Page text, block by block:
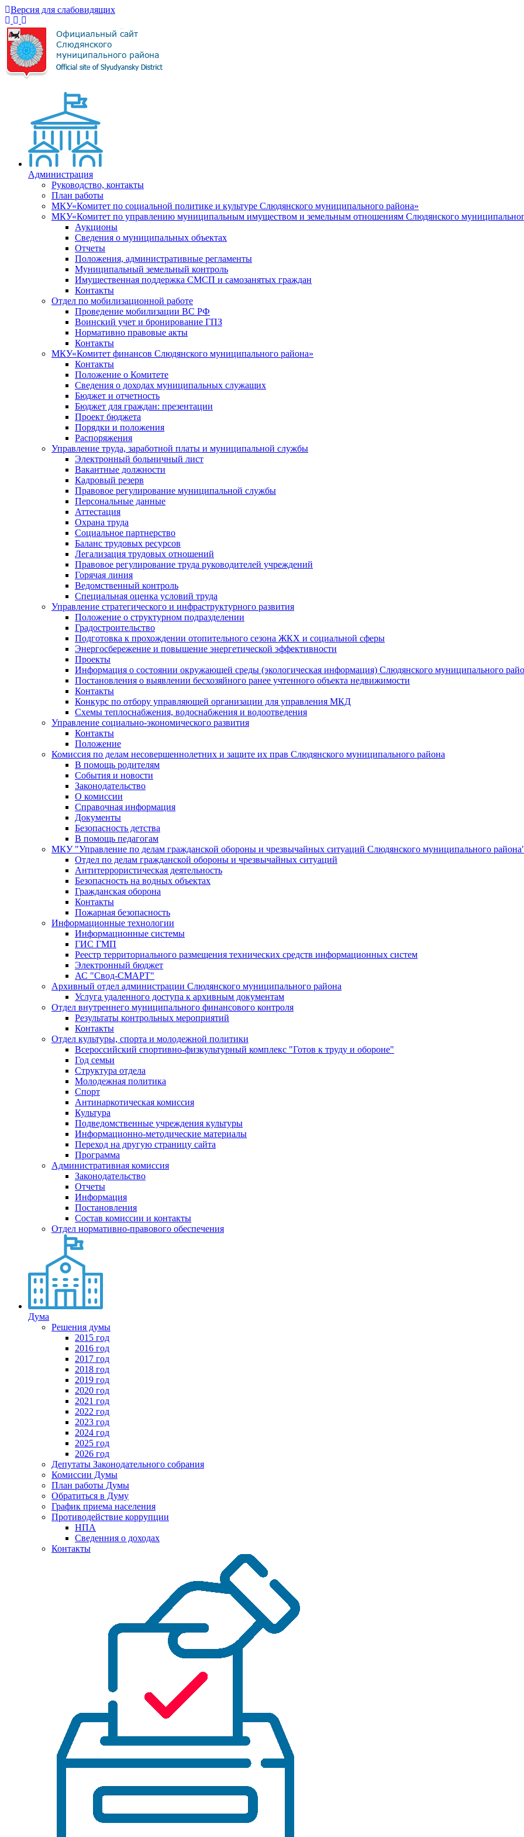
Версия для слабовидящих
Администрация
Руководство, контакты
План работы
МКУ«Комитет по социальной политике и культуре Слюдянского муниципального района»
МКУ«Комитет по управлению муниципальным имуществом и земельным отношениям Слюдянского
Аукционы
Сведения о муниципальных объектах
Отчеты
Положения, административные регламенты
Муниципальный земельный контроль
Имущественная поддержка СМСП и самозанятых граждан
Контакты
Отдел по мобилизационной работе
Проведение мобилизации ВС РФ
Воинский учет и бронирование ГПЗ
Нормативно правовые акты
Контакты
МКУ«Комитет финансов Слюдянского муниципального района»
Контакты
Положение о Комитете
Сведения о доходах муниципальных служащих
Бюджет и отчетность
Бюджет для граждан: презентации
Проект бюджета
Порядки и положения
Распоряжения
Управление труда, заработной платы и муниципальной службы
Электронный больничный лист
Вакантные должности
Кадровый резерв
Правовое регулирование муниципальной службы
Персональные данные
Аттестация
Охрана труда
Социальное партнерство
Баланс трудовых ресурсов
Легализация трудовых отношений
Правовое регулирование труда руководителей учреждений
Горячая линия
Ведомственный контроль
Специальная оценка условий труда
Управление стратегического и инфраструктурного развития
Положение о структурном подразделении
Градостроительство
Подготовка к прохождении отопительного сезона ЖКХ и социальной сферы
Энергосбережение и повышение энергетической эффективности
Проекты
Информация о состоянии окружающей среды (экологическая информация) Слюдянского муниципального
Постановления о выявлении бесхозяйного ранее учтенного объекта недвижимости
Контакты
Конкурс по отбору управляющей организации для управления МКД
Схемы теплоснабжения, водоснабжения и водоотведения
Управление социально-экономического развития
Контакты
Положение
Комиссия по делам несовершеннолетних и защите их прав Слюдянского муниципального района
В помощь родителям
События и новости
Законодательство
О комиссии
Справочная информация
Документы
Безопасность детства
В помощь педагогам
МКУ "Управление по делам гражданской обороны и чрезвычайных ситуаций Слюдянского муниципального
Отдел по делам гражданской обороны и чрезвычайных ситуаций
Антитеррористическая деятельность
Безопасность на водных объектах
Гражданская оборона
Контакты
Пожарная безопасность
Информационные технологии
Информационные системы
ГИС ГМП
Реестр территориального размещения технических средств информационных систем
Электронный бюджет
АС "Свод-СМАРТ"
Архивный отдел администрации Слюдянского муниципального района
Услуга удаленного доступа к архивным документам
Отдел внутреннего муниципального финансового контроля
Результаты контрольных мероприятий
Контакты
Отдел культуры, спорта и молодежной политики
Всероссийский спортивно-физкультурный комплекс "Готов к труду и обороне"
Год семьи
Структура отдела
Молодежная политика
Спорт
Антинаркотическая комиссия
Культура
Подведомственные учреждения культуры
Информационно-методические материалы
Переход на другую страницу сайта
Программа
Административная комиссия
Законодательство
Отчеты
Информация
Постановления
Состав комиссии и контакты
Отдел нормативно-правового обеспечения
Дума
Решения думы
2015 год
2016 год
2017 год
2018 год
2019 год
2020 год
2021 год
2022 год
2023 год
2024 год
2025 год
2026 год
Депутаты Законодательного собрания
Комиссии Думы
План работы Думы
Обратиться в Думу
График приема населения
Противодействие коррупции
НПА
Сведенния о доходах
Контакты